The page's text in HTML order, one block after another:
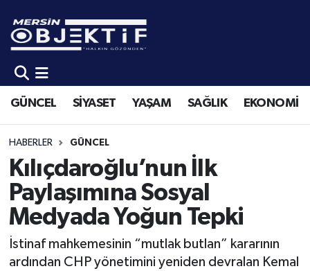
GÜNCEL SİYASET YAŞAM SAĞLIK EKONOMİ
HABERLER GÜNCEL
Kılıçdaroğlu’nun İlk
Paylaşımına Sosyal
Medyada Yoğun Tepki
İstinaf mahkemesinin “mutlak butlan” kararının
ardından CHP yönetimini yeniden devralan Kemal
GÜNCEL
SİYASET
YAŞAM
SAĞLIK
EKONOMİ
SPOR
KÜLTÜR-SANAT
Mersin Hava Durumu
Mersin Trafik Yoğunluk Haritası
Süper Lig Puan Durumu ve Fikstür
Tüm Manşetler
Son Dakika Haberleri
Haber Arşivi